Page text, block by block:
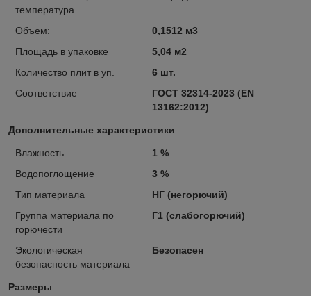
температура
Объем:
0,1512 м3
Площадь в упаковке
5,04 м2
Количество плит в уп.
6 шт.
Соответствие
ГОСТ 32314-2023 (EN
13162:2012)
Дополнительные характеристики
Влажность
1 %
Водопоглощение
3 %
Тип материала
НГ (негорючий)
Группа материала по
горючести
Г1 (слабогорючий)
Экологическая
безопасность материала
Безопасен
Размеры